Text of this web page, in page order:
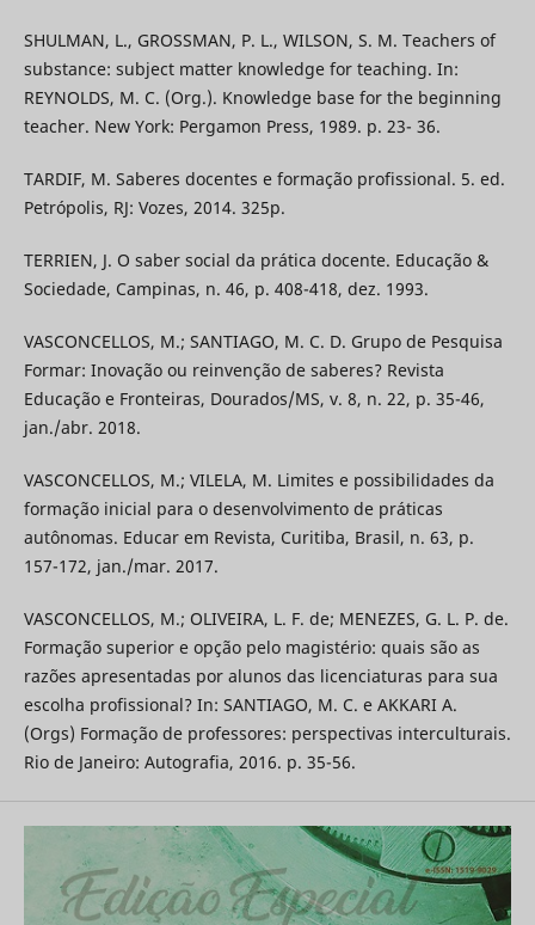
SHULMAN, L., GROSSMAN, P. L., WILSON, S. M. Teachers of
substance: subject matter knowledge for teaching. In:
REYNOLDS, M. C. (Org.). Knowledge base for the beginning
teacher. New York: Pergamon Press, 1989. p. 23- 36.
TARDIF, M. Saberes docentes e formação profissional. 5. ed.
Petrópolis, RJ: Vozes, 2014. 325p.
TERRIEN, J. O saber social da prática docente. Educação &
Sociedade, Campinas, n. 46, p. 408-418, dez. 1993.
VASCONCELLOS, M.; SANTIAGO, M. C. D. Grupo de Pesquisa
Formar: Inovação ou reinvenção de saberes? Revista
Educação e Fronteiras, Dourados/MS, v. 8, n. 22, p. 35-46,
jan./abr. 2018.
VASCONCELLOS, M.; VILELA, M. Limites e possibilidades da
formação inicial para o desenvolvimento de práticas
autônomas. Educar em Revista, Curitiba, Brasil, n. 63, p.
157-172, jan./mar. 2017.
VASCONCELLOS, M.; OLIVEIRA, L. F. de; MENEZES, G. L. P. de.
Formação superior e opção pelo magistério: quais são as
razões apresentadas por alunos das licenciaturas para sua
escolha profissional? In: SANTIAGO, M. C. e AKKARI A.
(Orgs) Formação de professores: perspectivas interculturais.
Rio de Janeiro: Autografia, 2016. p. 35-56.